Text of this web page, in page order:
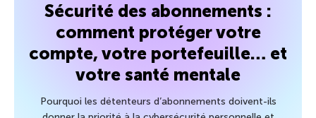
Sécurité des abonnements :
comment protéger votre
compte, votre portefeuille… et
votre santé mentale
Pourquoi les détenteurs d’abonnements doivent-ils